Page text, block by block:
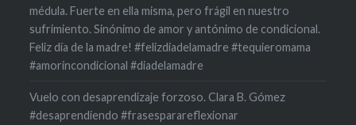
médula. Fuerte en ella misma, pero frágil en nuestro
sufrimiento. Sinónimo de amor y antónimo de condicional.
Feliz día de la madre! #felizdiadelamadre #tequieromama
#amorincondicional #diadelamadre
Vuelo con desaprendizaje forzoso. Clara B. Gómez
#desaprendiendo #frasesparareflexionar